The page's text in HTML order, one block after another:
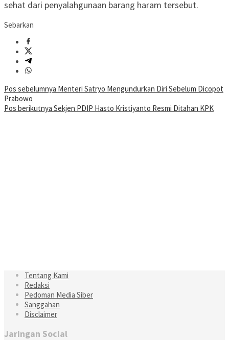
sehat dari penyalahgunaan barang haram tersebut.
Sebarkan
Navigasi
pos
Pos sebelumnya Menteri Satryo Mengundurkan Diri Sebelum Dicopot
Prabowo
Pos berikutnya Sekjen PDIP Hasto Kristiyanto Resmi Ditahan KPK
Tentang Kami
Redaksi
Pedoman Media Siber
Sanggahan
Disclaimer
Jaringan Social